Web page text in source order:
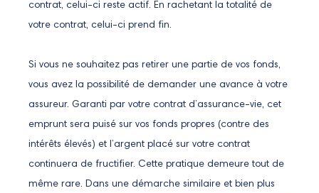
contrat, celui-ci reste actif. En rachetant la totalité de
votre contrat, celui-ci prend fin.
Si vous ne souhaitez pas retirer une partie de vos fonds,
vous avez la possibilité de demander une avance à votre
assureur. Garanti par votre contrat d’assurance-vie, cet
emprunt sera puisé sur vos fonds propres (contre des
intérêts élevés) et l’argent placé sur votre contrat
continuera de fructifier. Cette pratique demeure tout de
même rare. Dans une démarche similaire et bien plus